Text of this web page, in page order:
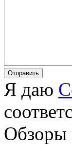
Я даю
Обзоры